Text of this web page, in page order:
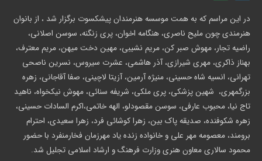
در این مراسم که به همت موسسه هنرمندان پیشکسوت برگزار شد ، از بانوان
هنرمندی چون ملیح ناصری، هنگامه اخوان، پری زنگنه، سوسن اصلانی،
راضیه تجار، مهوش صبر کن، مریم نشیبی، مهین دخت میهن، مریم معترف،
بهناز ذاکری، مهری شیرازی، آذر هاشمی، عشرت سیروس، نسرین ناصحی
تهرانی، انسیه شاه حسینی، منیژه آرمین، آزیتا لاچینی، صفا آقاجانی، زهره
بزرگمهری، شهین پزشکی، پری ملکی، شریفه سنائی، مهوش نیکخواه، ناهید
تاج نیا، محبوب عارفی، سوسن مقصودلو، الهه خاتمی،اکرم السادات حسینی،
زهره شکوفنده، صدیقه پاک بین، زهرا کوشائی فرد، زهرا سعیدی، احترام
برومند، معصومه مهر علی و خانواده زنده یاد مهرزمان فخارمنفرد با حضور
محمود سالاری معاون هنری وزارت فرهنگ و ارشاد اسلامی تجلیل شد.